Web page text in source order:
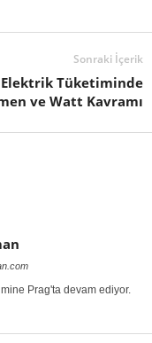
Sonraki İçerik
Elektrik Tüketiminde
ve Watt Kavramı
Prag'ta devam ediyor.